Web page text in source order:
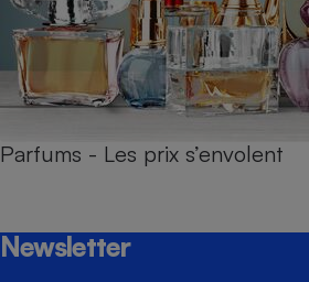
Parfums - Les prix s’envolent
Newsletter